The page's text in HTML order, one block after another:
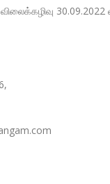
30.09.2022